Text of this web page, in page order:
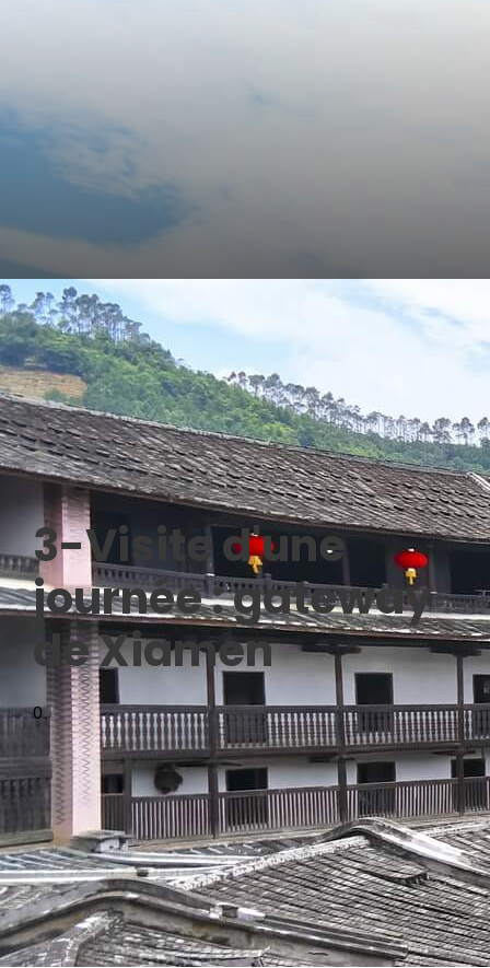
3-Visite d'une
journée : gateway
de Xiamen
0